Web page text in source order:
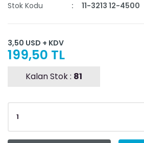
Stok Kodu
11-3213 12-4500
3,50 USD + KDV
199,50 TL
Kalan Stok : 81